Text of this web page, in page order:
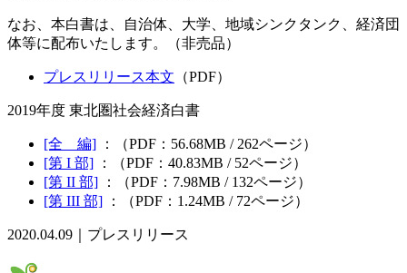
なお、本白書は、自治体、大学、地域シンクタンク、経済団
体等に配布いたします。（非売品）
プレスリリース本文 （PDF）
2019年度 東北圏社会経済白書
[全 編] ：（PDF：56.68MB / 262ページ）
[第 I 部] ：（PDF：40.83MB / 52ページ）
[第 II 部] ：（PDF：7.98MB / 132ページ）
[第 III 部] ：（PDF：1.24MB / 72ページ）
2020.04.09｜プレスリリース